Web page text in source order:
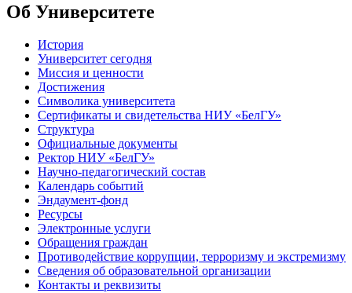
Об Университете
История
Университет сегодня
Миссия и ценности
Достижения
Символика университета
Сертификаты и свидетельства НИУ «БелГУ»
Структура
Официальные документы
Ректор НИУ «БелГУ»
Научно-педагогический состав
Календарь событий
Эндаумент-фонд
Ресурсы
Электронные услуги
Обращения граждан
Противодействие коррупции, терроризму и экстремизму
Сведения об образовательной организации
Контакты и реквизиты